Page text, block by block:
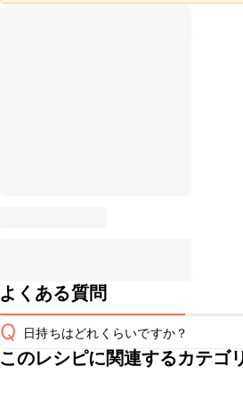
よくある質問
Q 日持ちはどれくらいですか？
保存期間は冷蔵で翌日中が目安です
このレシピに関連するカテゴ